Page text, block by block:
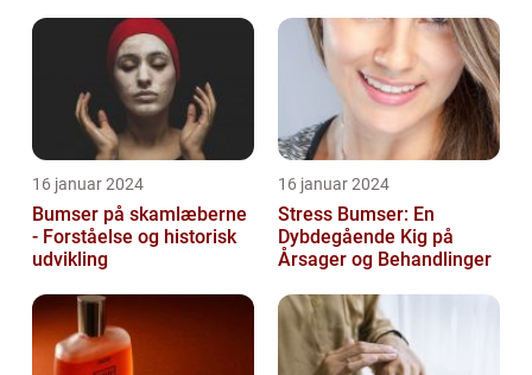
skønhedsanbefaling
16 januar 2024
Bumser på skamlæberne
- Forståelse og historisk
udvikling
16 januar 2024
Stress Bumser: En
Dybdegående Kig på
Årsager og Behandlinger